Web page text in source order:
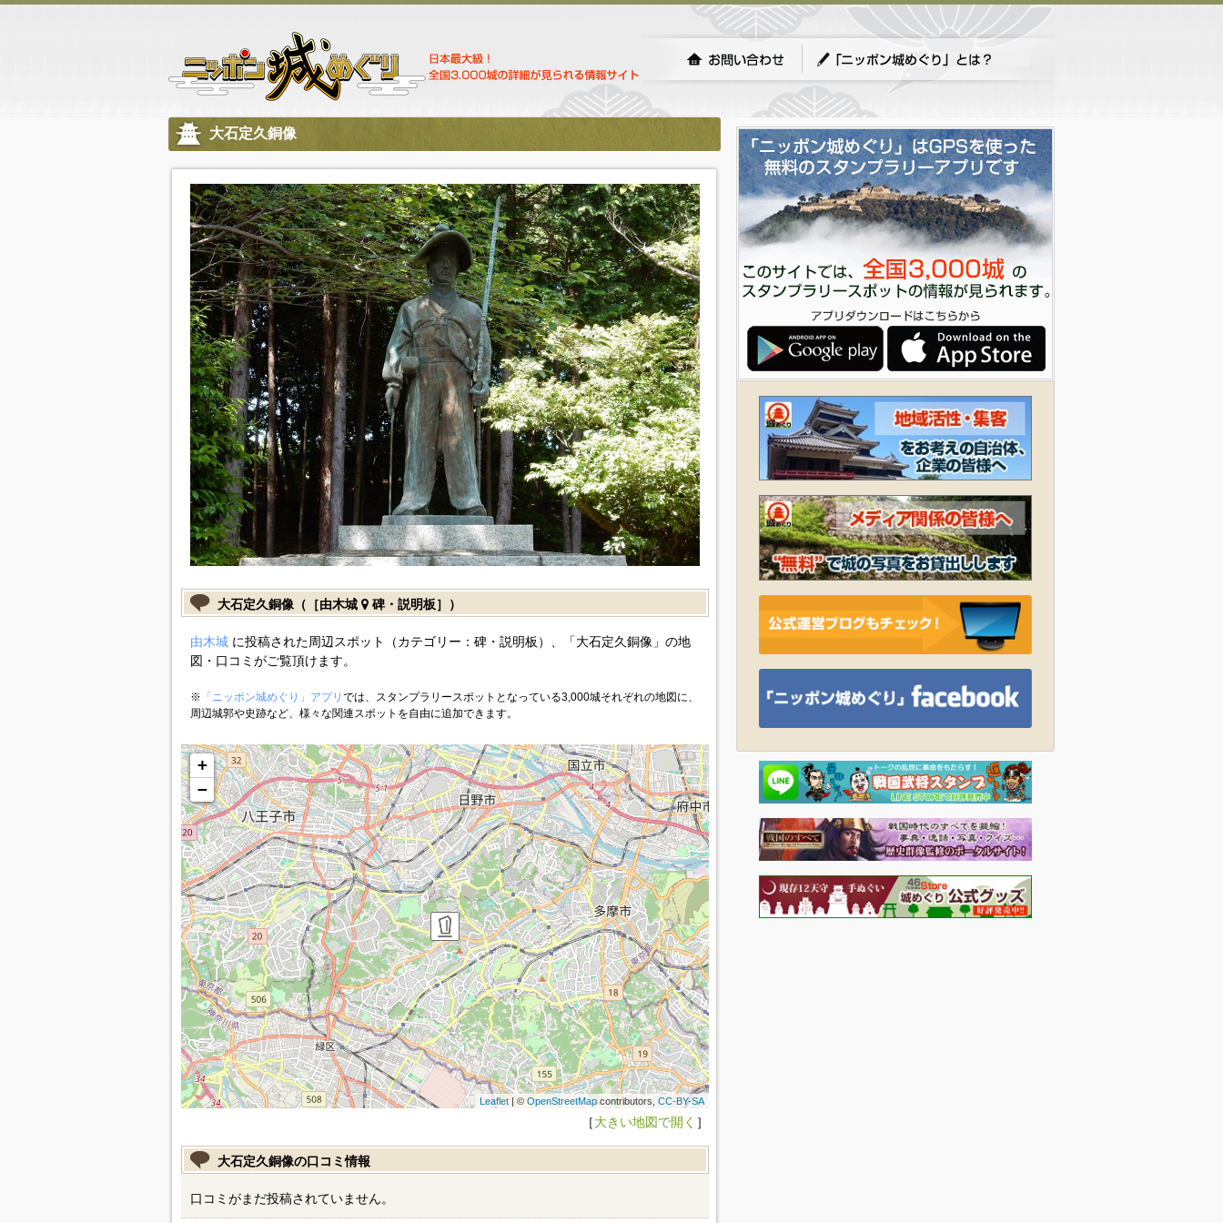
大石定久銅像
大石定久銅像（［由木城 碑・説明板］）
由木城に投稿された周辺スポット（カテゴリー：碑・説明板）、「大石定久銅像」の地
図・口コミがご覧頂けます。
※ 「ニッポン城めぐり」アプリ では、スタンプラリースポットとなっている3,000城それぞれの地図に、
周辺城郭や史跡など、様々な関連スポットを自由に追加できます。
+
−
Leaflet| © OpenStreetMapcontributors, CC-BY-SA
［大きい地図で開く ］
大石定久銅像の口コミ情報
口コミがまだ投稿されていません。